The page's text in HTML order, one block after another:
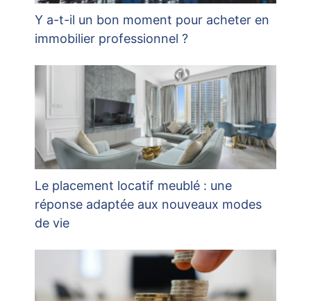
Y a-t-il un bon moment pour acheter en
immobilier professionnel ?
Le placement locatif meublé : une
réponse adaptée aux nouveaux modes
de vie